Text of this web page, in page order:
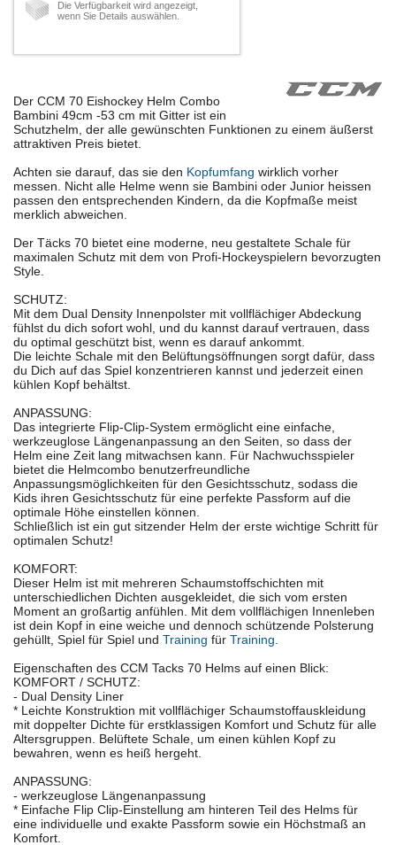
Die Verfügbarkeit wird angezeigt,
wenn Sie Details auswählen.
Der CCM 70 Eishockey Helm Combo
Bambini 49cm -53 cm mit Gitter ist ein
Schutzhelm, der alle gewünschten Funktionen zu einem äußerst
attraktiven Preis bietet.
Achten sie darauf, das sie den Kopfumfang wirklich vorher
messen. Nicht alle Helme wenn sie Bambini oder Junior heissen
passen den entsprechenden Kindern, da die Kopfmaße meist
merklich abweichen.
Der Täcks 70 bietet eine moderne, neu gestaltete Schale für
maximalen Schutz mit dem von Profi-Hockeyspielern bevorzugten
Style.
SCHUTZ:
Mit dem Dual Density Innenpolster mit vollflächiger Abdeckung
fühlst du dich sofort wohl, und du kannst darauf vertrauen, dass
du optimal geschützt bist, wenn es darauf ankommt.
Die leichte Schale mit den Belüftungsöffnungen sorgt dafür, dass
du Dich auf das Spiel konzentrieren kannst und jederzeit einen
kühlen Kopf behältst.
ANPASSUNG:
Das integrierte Flip-Clip-System ermöglicht eine einfache,
werkzeuglose Längenanpassung an den Seiten, so dass der
Helm eine Zeit lang mitwachsen kann. Für Nachwuchsspieler
bietet die Helmcombo benutzerfreundliche
Anpassungsmöglichkeiten für den Gesichtsschutz, sodass die
Kids ihren Gesichtsschutz für eine perfekte Passform auf die
optimale Höhe einstellen können.
Schließlich ist ein gut sitzender Helm der erste wichtige Schritt für
optimalen Schutz!
KOMFORT:
Dieser Helm ist mit mehreren Schaumstoffschichten mit
unterschiedlichen Dichten ausgekleidet, die sich vom ersten
Moment an großartig anfühlen. Mit dem vollflächigen Innenleben
ist dein Kopf in eine weiche und dennoch schützende Polsterung
gehüllt, Spiel für Spiel und Training für Training.
Eigenschaften des CCM Tacks 70 Helms auf einen Blick:
KOMFORT / SCHUTZ:
- Dual Density Liner
* Leichte Konstruktion mit vollflächiger Schaumstoffauskleidung
mit doppelter Dichte für erstklassigen Komfort und Schutz für alle
Altersgruppen. Belüftete Schale, um einen kühlen Kopf zu
bewahren, wenn es heiß hergeht.
ANPASSUNG:
- werkzeuglose Längenanpassung
* Einfache Flip Clip-Einstellung am hinteren Teil des Helms für
eine individuelle und exakte Passform sowie ein Höchstmaß an
Komfort.